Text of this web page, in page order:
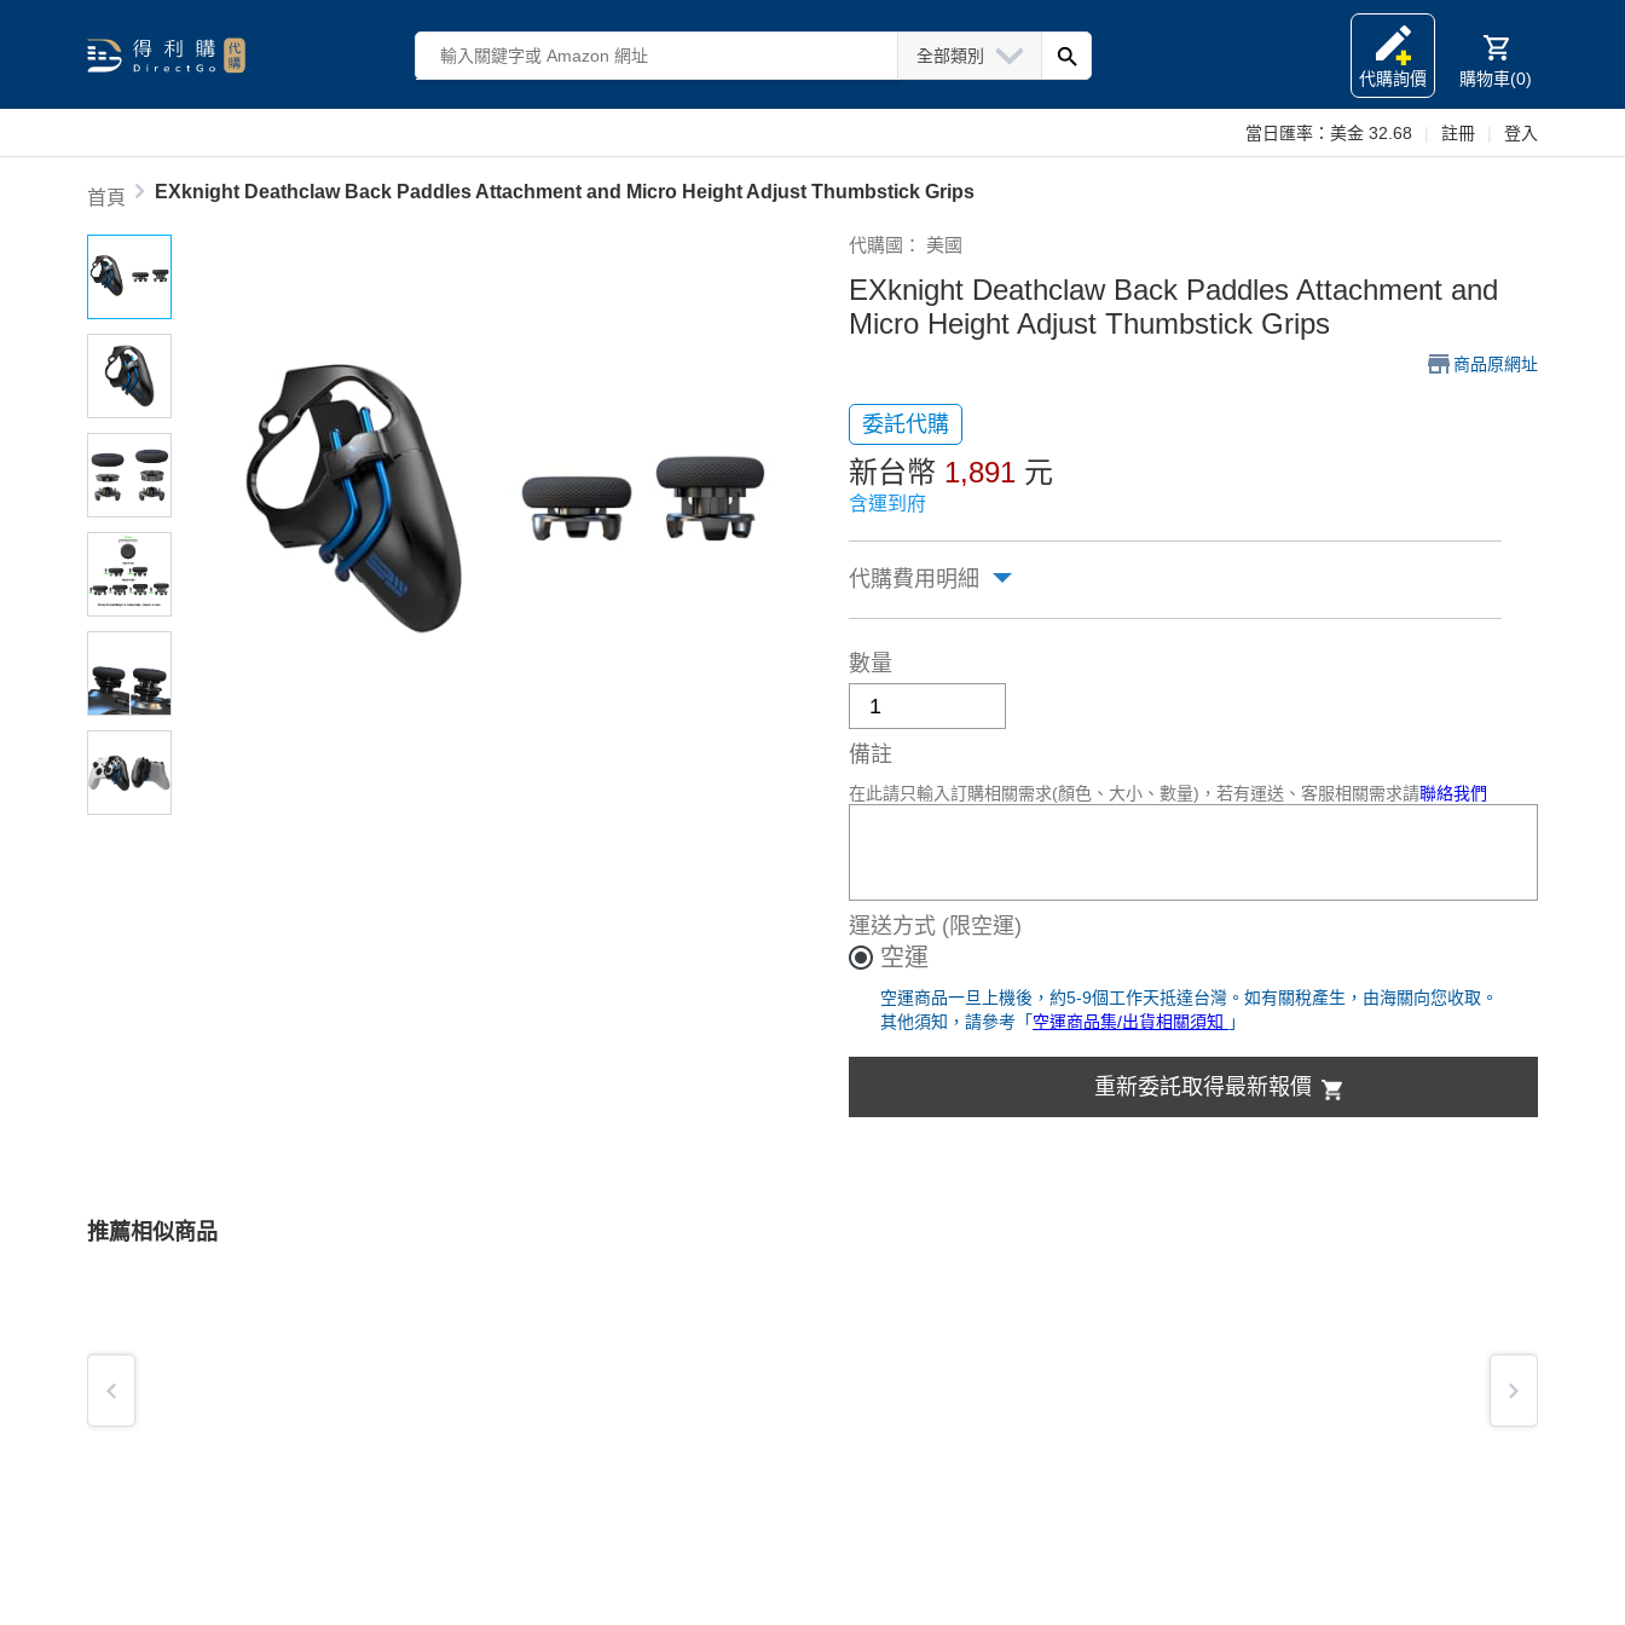
全部類別
代購詢價
購物車(0)
當日匯率： 美金 32.68 註冊 登入
首頁 EXknight Deathclaw Back Paddles Attachment and Micro Height Adjust Thumbstick Grips
代購國： 美國
EXknight Deathclaw Back Paddles Attachment and
Micro Height Adjust Thumbstick Grips
商品原網址
委託代購
新台幣 1,891 元
含運到府
代購費用明細
數量
備註
在此請只輸入訂購相關需求(顏色、大小、數量)，若有運送、客服相關需求請聯絡我們
運送方式 (限空運)
空運
空運商品一旦上機後，約5-9個工作天抵達台灣。如有關稅產生，由海關向您收取。
其他須知，請參考「 空運商品集/出貨相關須知 」
重新委託取得最新報價
推薦相似商品